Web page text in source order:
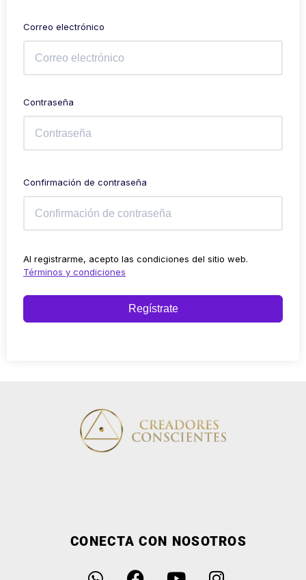
Correo electrónico
Contraseña
Confirmación de contraseña
Al registrarme, acepto las condiciones del sitio web.
Términos y condiciones
Regístrate
CONECTA CON NOSOTROS